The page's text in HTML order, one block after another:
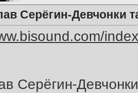
Серёгин-Девчонки
Серёгин-